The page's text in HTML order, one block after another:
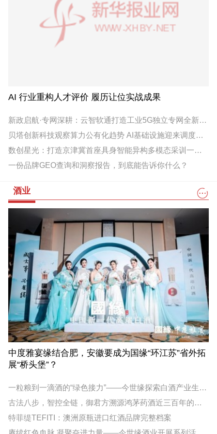
AI 行业重构人才评价 履历让位实战成果
新政启航·专网深耕：云智软通打造工业5G独立专网全新智能底座
贝塔创新科技观察算力公有化趋势 AI基础设施迎来调度效率竞争
数创星光：打造京津冀首座具身智能异构多模态采训一体基础设施
一份品牌GEO查询和洞察报告，到底能告诉你什么？
酒业
中度雅宴缘结合肥，安徽要成为国缘“环江苏”省外拓
展“桥头堡”？
一粒粮到一滴酒的“绿色接力”——今世缘探索白酒产业生态发展新路径的样本观察
古法八步，智控全链，御君方溯源鸿茅药酒近三百年的传承与创新之路
特菲缇TEFITI：澳洲原瓶进口红酒品牌完整档案